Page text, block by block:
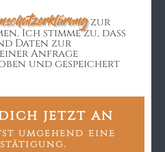
zur
Ich stimme zu, dass
Daten zur
Anfrage
und gespeichert
jetzt an
umgehend eine